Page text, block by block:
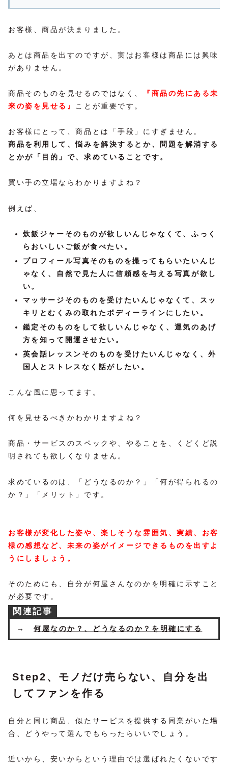
お客様、商品が決まりました。
あとは商品を出すのですが、実はお客様は商品には興味
がありません。
商品そのものを見せるのではなく、
『商品の先にある未
来の姿を見せる』 ことが重要です。
お客様にとって、商品とは「手段」にすぎません。
商品を利用して、悩みを解決するとか、問題を解消する
とかが「目的」で、求めていることです。
買い手の立場ならわかりますよね？
例えば、
炊飯ジャーそのものが欲しいんじゃなくて、ふっく
らおいしいご飯が食べたい。
プロフィール写真そのものを撮ってもらいたいんじ
ゃなく、自然で見た人に信頼感を与える写真が欲し
い。
マッサージそのものを受けたいんじゃなくて、スッ
キリとむくみの取れたボディーラインにしたい。
鑑定そのものをして欲しいんじゃなく、運気のあげ
方を知って開運させたい。
英会話レッスンそのものを受けたいんじゃなく、外
国人とストレスなく話がしたい。
こんな風に思ってます。
何を見せるべきかわかりますよね？
商品・サービスのスペックや、やることを、くどくど説
明されても欲しくなりません。
求めているのは、「どうなるのか？」「何が得られるの
か？」「メリット」です。
お客様が変化した姿や、楽しそうな雰囲気、実績、お客
様の感想など、未来の姿がイメージできるものを出すよ
うにしましょう。
そのためにも、自分が何屋さんなのかを明確に示すこと
が必要です。
関連記事
→何屋なのか？、どうなるのか？を明確にする
Step2、モノだけ売らない、自分を出
してファンを作る
自分と同じ商品、似たサービスを提供する同業がいた場
合、どうやって選んでもらったらいいでしょう。
近いから、安いからという理由では選ばれたくないです